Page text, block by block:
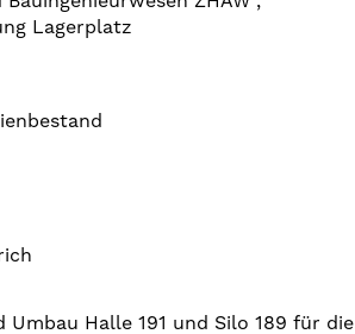
Lagerplatz
Halle 191 und Silo 189 für die